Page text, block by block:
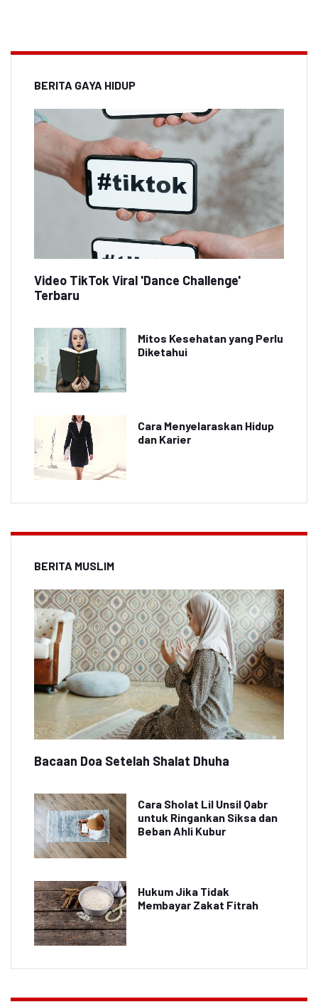
BERITA GAYA HIDUP
Video TikTok Viral 'Dance Challenge'
Terbaru
Mitos Kesehatan yang Perlu
Diketahui
Cara Menyelaraskan Hidup
dan Karier
BERITA MUSLIM
Bacaan Doa Setelah Shalat Dhuha
Cara Sholat Lil Unsil Qabr
untuk Ringankan Siksa dan
Beban Ahli Kubur
Hukum Jika Tidak
Membayar Zakat Fitrah